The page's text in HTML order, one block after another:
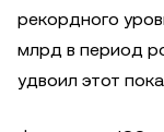
рекордного
млрд в период
удвоил этот